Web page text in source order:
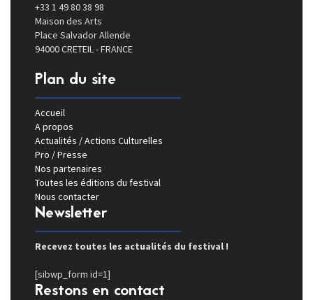
+33 1 49 80 38 98
Maison des Arts
Place Salvador Allende
94000 CRETEIL - FRANCE
Plan du site
Accueil
A propos
Actualités / Actions Culturelles
Pro / Presse
Nos partenaires
Toutes les éditions du festival
Nous contacter
Newsletter
Recevez toutes les actualités du festival !
[sibwp_form id=1]
Restons en contact